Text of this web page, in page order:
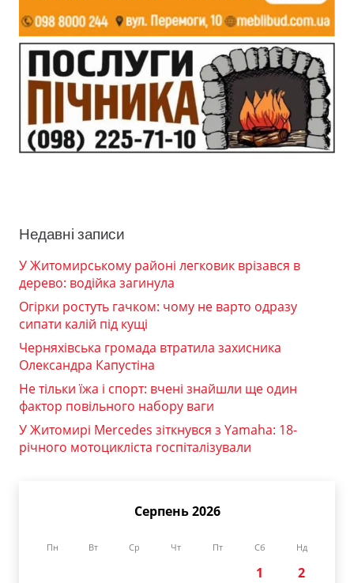
Недавні записи
У Житомирському районі легковик врізався в
дерево: водійка загинула
Огірки ростуть гачком: чому не варто одразу
сипати калій під кущі
Черняхівська громада втратила захисника
Олександра Капустіна
Не тільки їжа і спорт: вчені знайшли ще один
фактор повільного набору ваги
У Житомирі Mercedes зіткнувся з Yamaha: 18-
річного мотоцикліста госпіталізували
Серпень 2026
Пн Вт Ср Чт Пт Сб Нд
1
2